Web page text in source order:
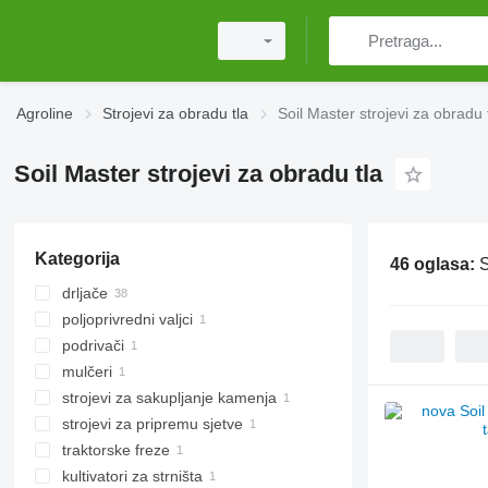
Agroline Strojevi za obradu tla Soil Master strojevi za obradu
Soil Master strojevi za obradu tla
Kategorija
drljače
tanjurače
poljoprivredni valjci
glatki valjci
podrivači
mulčeri
traktorski malčeri
strojevi za sakupljanje kamenja
strojevi za pripremu sjetve
traktorske freze
kultivatori za strništa
46 oglasa: